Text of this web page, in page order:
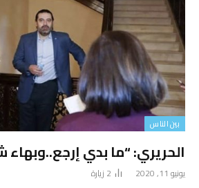
بين الناس
الحريري: “ما بدي
يونيو 11, 2020 2 زيارة